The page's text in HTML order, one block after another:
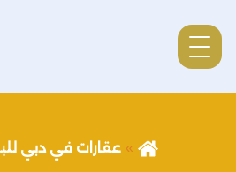
عقارات في دبي